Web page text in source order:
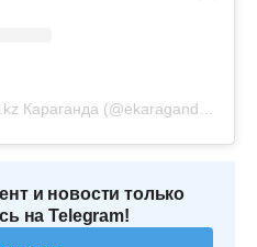
и новости только
на Telegram!